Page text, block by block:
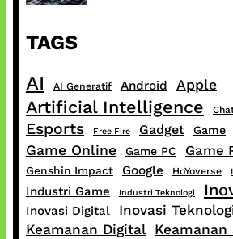
TAGS
AI AI Generatif Android Apple
Artificial Intelligence
Esports Free Fire Gadget Game
Game Online Game PC Game
Genshin Impact Google HoYoverse
Industri Game Industri Teknologi
Inovasi Digital Inovasi
Keamanan Digital Keamanan